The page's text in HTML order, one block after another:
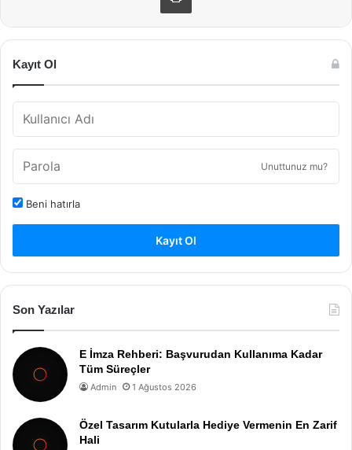
Kayıt Ol
Unuttunuz mu?
Beni hatırla
Kayıt Ol
Son Yazılar
E İmza Rehberi: Başvurudan Kullanıma Kadar
Tüm Süreçler
Admin 1 Ağustos 2026
Özel Tasarım Kutularla Hediye Vermenin En Zarif
Hali